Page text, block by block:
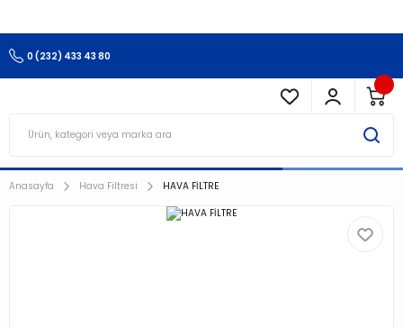
0 (232) 433 43 80
Anasayfa Hava Filtresi HAVA FİLTRE